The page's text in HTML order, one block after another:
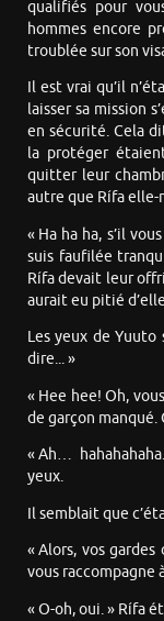
qualifiés pour
hommes encore
troublée sur son
Il est vrai qu’il
laisser sa mission
en sécurité. Cela
la protéger
quitter leur
autre que Rífa elle-
« Ha ha ha, s’il
suis faufilée
Rífa devait leur
aurait eu pitié
Les yeux de Yuuto
dire... »
« Hee hee! Oh,
de garçon manqué.
« Ah…
yeux.
Il semblait que
« Alors, vos
vous raccompagne
« O-oh, oui. » Rífa